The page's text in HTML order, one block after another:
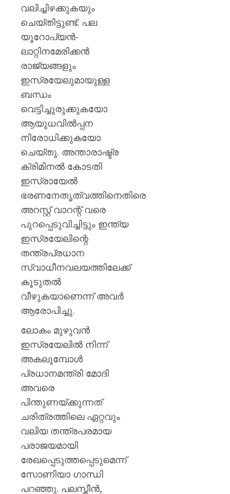
വലിച്ചിഴക്കുകയും
ചെയ്തിട്ടുണ്ട്. പല
യൂറോപ്യൻ-
ലാറ്റിനമേരിക്കൻ
രാജ്യങ്ങളും
ഇസ്രയേലുമായുള്ള
ബന്ധം
വെട്ടിച്ചുരുക്കുകയോ
ആയുധവിൽപ്പന
നിരോധിക്കുകയോ
ചെയ്തു. അന്താരാഷ്ട്ര
ക്രിമിനൽ കോടതി
ഇസ്രായേൽ
ഭരണനേതൃത്വത്തിനെതിരെ
അറസ്റ്റ് വാറന്റ് വരെ
പുറപ്പെടുവിച്ചിട്ടും ഇന്ത്യ
ഇസ്രയേലിന്റെ
തന്ത്രപ്രധാന
സ്വാധീനവലയത്തിലേക്ക്
കൂടുതൽ
വീഴുകയാണെന്ന് അവർ
ആരോപിച്ചു.
ലോകം മുഴുവൻ
ഇസ്രയേലിൽ നിന്ന്
അകലുമ്പോൾ
പ്രധാനമന്ത്രി മോദി
അവരെ
പിന്തുണയ്ക്കുന്നത്
ചരിത്രത്തിലെ ഏറ്റവും
വലിയ തന്ത്രപരമായ
പരാജയമായി
രേഖപ്പെടുത്തപ്പെടുമെന്ന്
സോണിയാ ഗാന്ധി
പറഞ്ഞു. പലസ്തീൻ,